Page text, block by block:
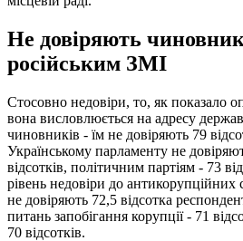
Не довіряють
російським ЗМІ
Стосовно недовіри, то, як показало
вона висловлюється на адресу
чиновників - їм не довіряють 79
Українському парламенту не
відсотків, політичним партіям - 73
рівень недовіри до
не довіряють 72,5 відсотка
питань запобігання корупції - 71
70 відсотків.